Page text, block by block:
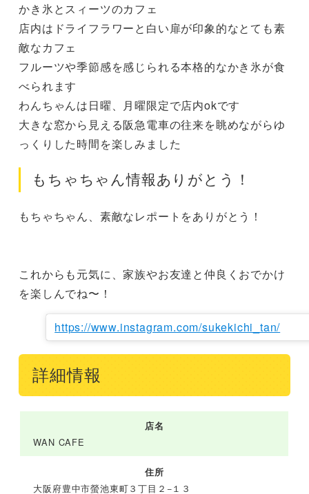
かき氷とスィーツのカフェ
店内はドライフラワーと白い扉が印象的なとても素
敵なカフェ
フルーツや季節感を感じられる本格的なかき氷が食
べられます
わんちゃんは日曜、月曜限定で店内okです
大きな窓から見える阪急電車の往来を眺めながらゆ
っくりした時間を楽しみました
もちゃちゃん情報ありがとう！
もちゃちゃん、素敵なレポートをありがとう！
これからも元気に、家族やお友達と仲良くおでかけ
を楽しんでね〜！
https://www.instagram.com/sukekichi_tan/
詳細情報
店名
WAN CAFE
住所
大阪府豊中市螢池東町３丁目２−１３